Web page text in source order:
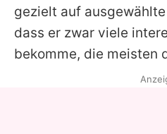
gezielt auf
dass er zwar viele
bekomme, die meisten